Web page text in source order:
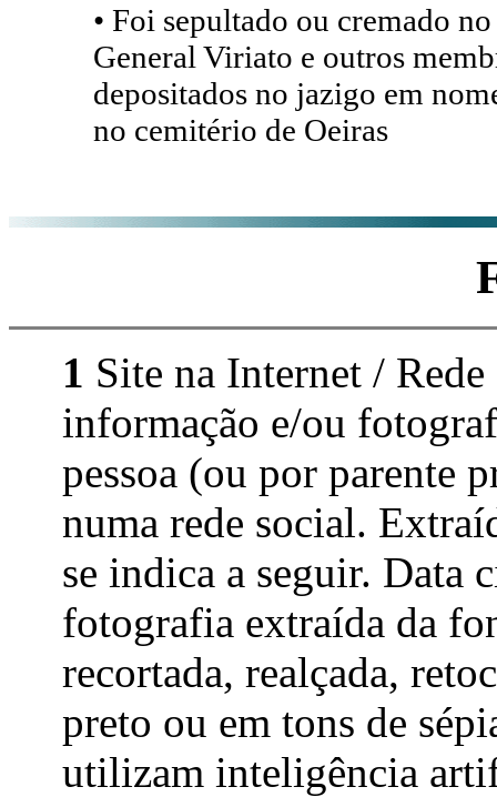
• Foi sepultado ou cremado
General Viriato e outros
depositados no jazigo em
no cemitério de Oeiras
1 Site na Internet /
informação e/ou
pessoa (ou por parente
numa rede social.
se indica a seguir. Data
fotografia extraída da
recortada, realçada,
preto ou em tons de
utilizam inteligência